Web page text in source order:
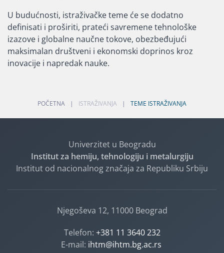
U budućnosti, istraživačke teme će se dodatno
definisati i proširiti, prateći savremene tehnološke
izazove i globalne naučne tokove, obezbeđujući
maksimalan društveni i ekonomski doprinos kroz
inovacije i napredak nauke.
POČETNA ISTRAŽIVANJA TEME ISTRAŽIVANJA
Univerzitet u Beogradu
Institut za hemiju, tehnologiju i metalurgiju
Institut od nacionalnog značaja za Republiku Srbiju
Njegoševa 12, 11000 Beograd
Telefon: +381 11 3640 232
E-mail: ihtm@ihtm.bg.ac.rs